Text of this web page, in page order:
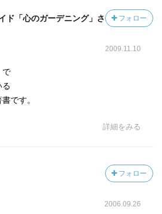
フォロー
2009.11.10
で
る
です。
詳細をみる
フォロー
2006.09.26